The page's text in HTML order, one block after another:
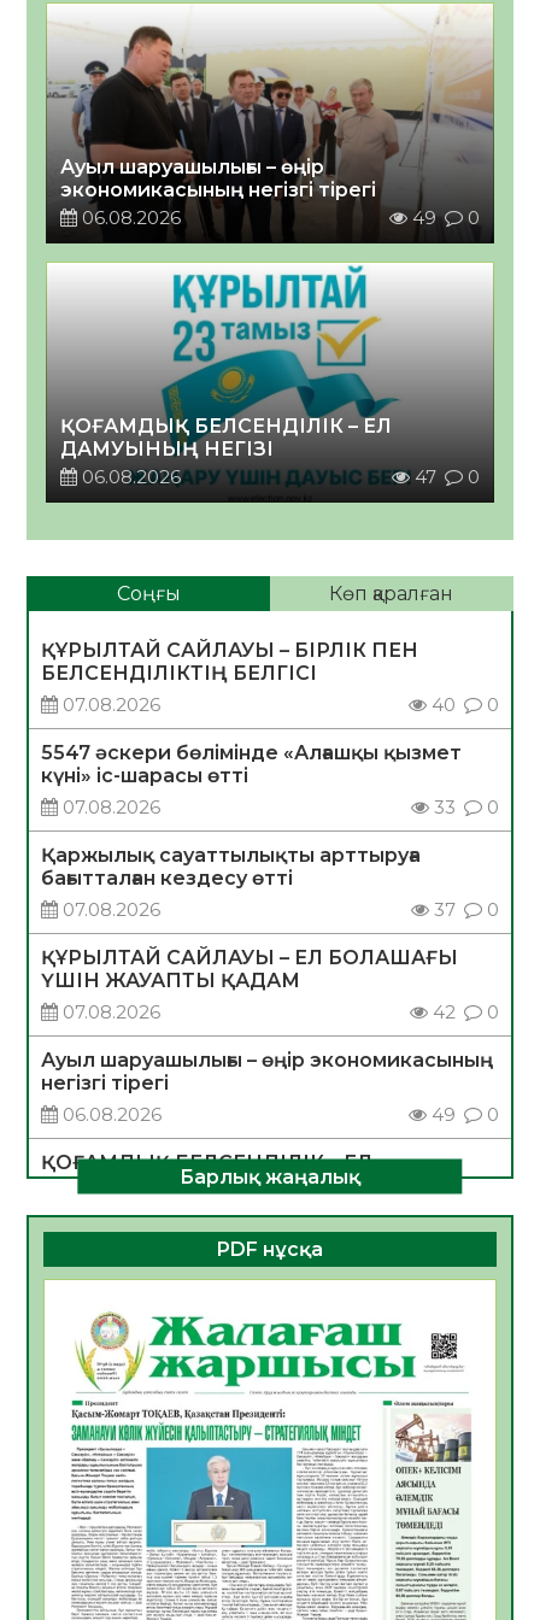
Ауыл шаруашылығы – өңір
экономикасының негізгі тірегі
06.08.2026
49 0
ҚОҒАМДЫҚ БЕЛСЕНДІЛІК – ЕЛ
ДАМУЫНЫҢ НЕГІЗІ
06.08.2026
47 0
Соңғы Көп қаралған
ҚҰРЫЛТАЙ САЙЛАУЫ – БІРЛІК ПЕН
БЕЛСЕНДІЛІКТІҢ БЕЛГІСІ
07.08.2026
40 0
5547 әскери бөлімінде «Алғашқы қызмет
күні» іс-шарасы өтті
07.08.2026
33 0
Қаржылық сауаттылықты арттыруға
бағытталған кездесу өтті
07.08.2026
37 0
ҚҰРЫЛТАЙ САЙЛАУЫ – ЕЛ БОЛАШАҒЫ
ҮШІН ЖАУАПТЫ ҚАДАМ
07.08.2026
42 0
Ауыл шаруашылығы – өңір экономикасының
негізгі тірегі
06.08.2026
49 0
ҚОҒАМДЫҚ БЕЛСЕНДІЛІК – ЕЛ
ДАМУЫНЫҢ НЕГІЗІ
06.08.2026
47 0
ҚҰРЫЛТАЙ САЙЛАУЫ – БОЛАШАҚҚА
БАСТАР ЖАУАПТЫ ТАҢДАУ
06.08.2026
Инфекциялық ауруларға қарсы иммундау
жұмыстарының тиімділігі
06.08.2026
Көкжөтел ауруы туралы
06.08.2026
48
АПВ вакцинасы туралы мәлімет
06.08.2026
47
Барлық жаңалық
PDF нұсқа